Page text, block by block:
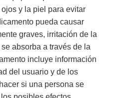
y la piel para evitar
pueda causar
graves, irritación de la
absorba a través de la
incluye información
del usuario y de los
si una persona se